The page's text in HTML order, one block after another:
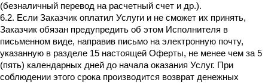
(безналичный перевод на расчетный счет и др.).
6.2. Если Заказчик оплатил Услуги и не сможет их принять,
Заказчик обязан предупредить об этом Исполнителя в
письменном виде, направив письмо на электронную почту,
указанную в разделе 15 настоящей Оферты, не менее чем за 5
(пять) календарных дней до начала оказания Услуг. При
соблюдении этого срока производится возврат денежных